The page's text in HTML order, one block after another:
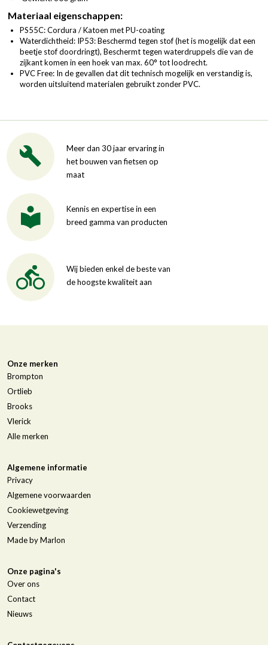
Materiaal eigenschappen:
PS55C: Cordura / Katoen met PU-coating
Waterdichtheid: IP53: Beschermd tegen stof (het is mogelijk dat een
beetje stof doordringt), Beschermt tegen waterdruppels die van de
zijkant komen in een hoek van max. 60° tot loodrecht.
PVC Free: In de gevallen dat dit technisch mogelijk en verstandig is,
worden uitsluitend materialen gebruikt zonder PVC.
Meer dan 30 jaar ervaring in
het bouwen van fietsen op
maat
Kennis en expertise in een
breed gamma van producten
Wij bieden enkel de beste van
de hoogste kwaliteit aan
Onze merken
Brompton
Ortlieb
Brooks
Vlerick
Alle merken
Algemene informatie
Privacy
Algemene voorwaarden
Cookiewetgeving
Verzending
Made by Marlon
Onze pagina's
Over ons
Contact
Nieuws